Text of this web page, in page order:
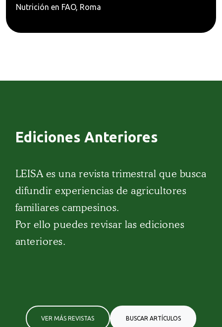
Nutrición en FAO, Roma
Ediciones Anteriores
LEISA es una revista trimestral que busca
difundir experiencias de agricultores
familiares campesinos.
Por ello puedes revisar las ediciones
anteriores.
VER MÁS REVISTAS BUSCAR ARTÍCULOS